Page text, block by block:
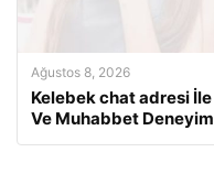
Ağustos 8, 2026
Kelebek chat adresi
Ve Muhabbet